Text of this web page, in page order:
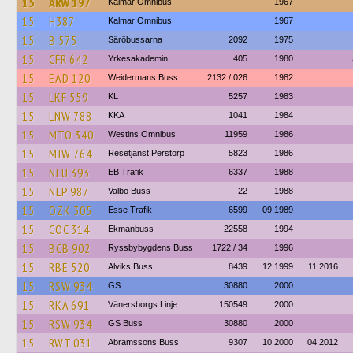
15 H387 Kalmar Omnibus 1967
15 B 575 Säröbussarna 2092 1975
15 CFR 642 Yrkesakademin 405 1980
15 EAD 120 Weidermans Buss 2132 / 026 1982
15 LKF 559 KL 5257 1983
15 LNW 788 KKA 1041 1984
15 MTO 340 Westins Omnibus 11959 1986
15 MJW 764 Resetjänst Perstorp 5823 1986
15 NLU 393 EB Trafik 6337 1988
15 NLP 987 Valbo Buss 22 1988
15 OZK 305 Esse Trafik 6599 09.1989
15 COC 314 Ekmanbuss 22558 1994
15 BCB 902 Ryssbybygdens Buss 1722 / 34 1996
15 RBE 520 Alviks Buss 8439 12.1999 11.2016
15 RSW 934 GS 30880 2000
15 RKA 691 Vänersborgs Linje 150549 2000
15 RSW 934 GS Buss 30880 2000
15 RWT 031 Abramssons Buss 9307 10.2000 04.2012